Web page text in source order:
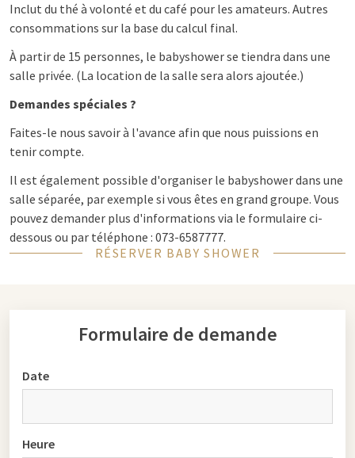
Inclut du thé à volonté et du café pour les amateurs. Autres
consommations sur la base du calcul final.
À partir de 15 personnes, le babyshower se tiendra dans une
salle privée. (La location de la salle sera alors ajoutée.)
Demandes spéciales ?
Faites-le nous savoir à l'avance afin que nous puissions en
tenir compte.
Il est également possible d'organiser le babyshower dans une
salle séparée, par exemple si vous êtes en grand groupe. Vous
pouvez demander plus d'informations via le formulaire ci-
dessous ou par téléphone : 073-6587777.
RÉSERVER BABY SHOWER
Formulaire de demande
Date
Heure